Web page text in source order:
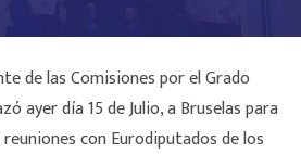
de las Comisiones por el Grado
ayer día 15 de Julio, a Bruselas para
con Eurodiputados de los